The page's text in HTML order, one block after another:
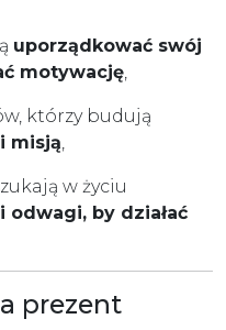
uporządkować swój
motywację,
którzy budują
misją,
w życiu
odwagi, by działać
prezent